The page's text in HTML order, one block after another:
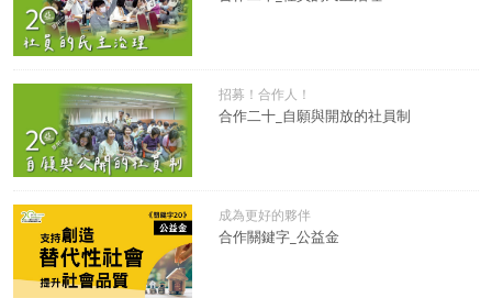
招募！合作人！
合作二十_自願與開放的社員制
成為更好的夥伴
合作關鍵字_公益金